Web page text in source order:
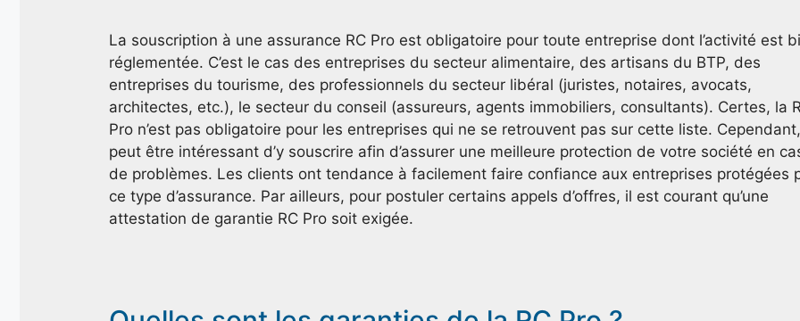
La souscription à une assurance RC Pro est obligatoire pour toute entreprise dont l’activité est
réglementée. C’est le cas des entreprises du secteur alimentaire, des artisans du BTP, des
entreprises du tourisme, des professionnels du secteur libéral (juristes, notaires, avocats,
architectes, etc.), le secteur du conseil (assureurs, agents immobiliers, consultants). Certes, la
Pro n’est pas obligatoire pour les entreprises qui ne se retrouvent pas sur cette liste.
peut être intéressant d’y souscrire afin d’assurer une meilleure protection de votre société en
de problèmes. Les clients ont tendance à facilement faire confiance aux entreprises protégées
ce type d’assurance. Par ailleurs, pour postuler certains appels d’offres, il est courant qu’une
attestation de garantie RC Pro soit exigée.